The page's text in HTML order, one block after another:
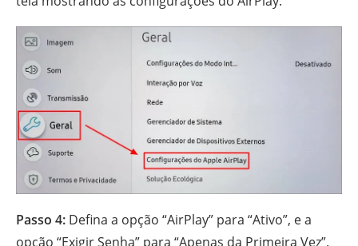
Passo 4: Defina a opção “AirPlay” para “Ativo”, e a
opção “Exigir Senha” para “Apenas da Primeira Vez”.